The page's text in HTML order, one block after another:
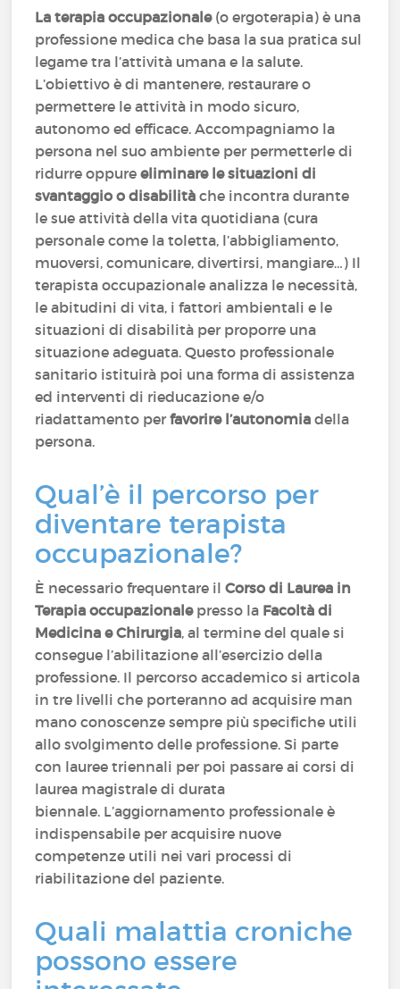
La terapia occupazionale(o ergoterapia) è una
professione medica che basa la sua pratica sul
legame tra l’attività umana e la salute.
L’obiettivo è di mantenere, restaurare o
permettere le attività in modo sicuro,
autonomo ed efficace. Accompagniamo la
persona nel suo ambiente per permetterle di
ridurre oppure eliminare le situazioni di
svantaggio o disabilità che incontra durante
le sue attività della vita quotidiana (cura
personale come la toletta, l’abbigliamento,
muoversi, comunicare, divertirsi, mangiare…) Il
terapista occupazionale analizza le necessità,
le abitudini di vita, i fattori ambientali e le
situazioni di disabilità per proporre una
situazione adeguata. Questo professionale
sanitario istituirà poi una forma di assistenza
ed interventi di rieducazione e/o
riadattamento perfavorire l’autonomia della
persona.
Qual’è il percorso per
diventare terapista
occupazionale?
È necessario frequentare ilCorso di Laurea in
Terapia occupazionalepresso la Facoltà di
Medicina e Chirurgia, al termine del quale si
consegue l’abilitazione all’esercizio della
professione. Il percorso accademico si articola
in tre livelli che porteranno ad acquisire man
mano conoscenze sempre più specifiche utili
allo svolgimento delle professione. Si parte
con lauree triennali per poi passare ai corsi di
laurea magistrale di durata
biennale. L’aggiornamento professionale è
indispensabile per acquisire nuove
competenze utili nei vari processi di
riabilitazione del paziente.
Quali malattia croniche
possono essere